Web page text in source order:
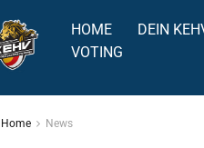
HOME DEIN
VOTING
Home News